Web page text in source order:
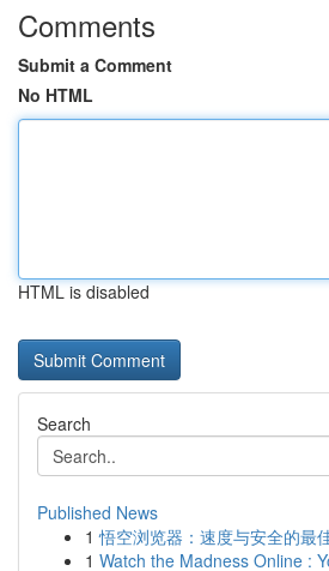
Comments
Submit a Comment
No HTML
HTML is disabled
Search
Published News
1 悟空浏览器：速度与安全的最
1 Watch the Madness Online :